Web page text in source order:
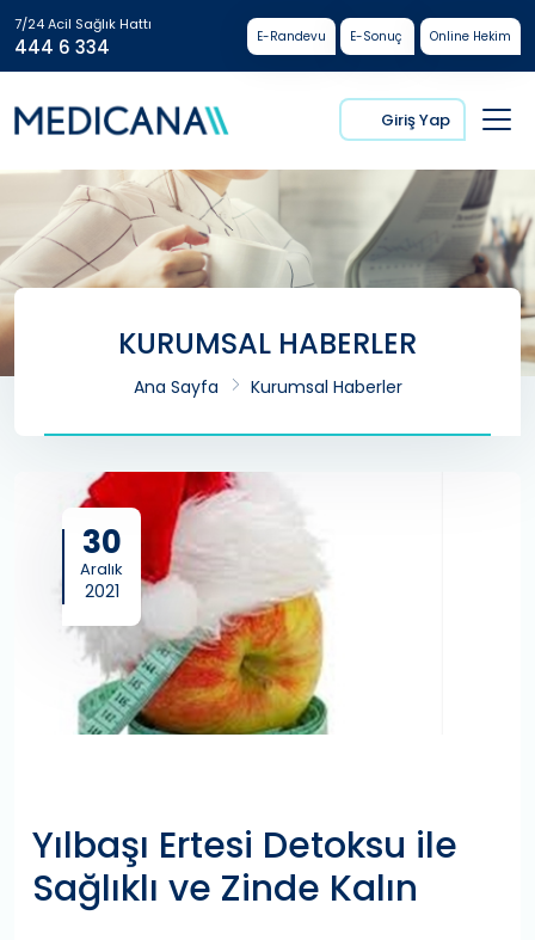
7/24 Acil Sağlık Hattı
444 6 334 E-Randevu E-Sonuç Online Hekim
Giriş Yap
KURUMSAL HABERLER
Ana Sayfa Kurumsal Haberler
30
Aralık
2021
Yılbaşı Ertesi Detoksu ile
Sağlıklı ve Zinde Kalın